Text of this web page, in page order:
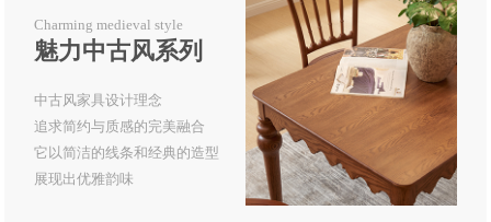
Charming medieval style
魅力中古风系列
中古风家具设计理念
追求简约与质感的完美融合
它以简洁的线条和经典的造型
展现出优雅韵味